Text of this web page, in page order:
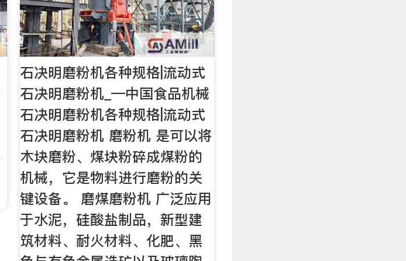
石决明磨粉机各种规格|流动式
石决明磨粉机_—中国食品机械
石决明磨粉机各种规格|流动式
石决明磨粉机 磨粉机 是可以将
木块磨粉、煤块粉碎成煤粉的
机械，它是物料进行磨粉的关
键设备。 磨煤磨粉机 广泛应用
于水泥，硅酸盐制品，新型建
筑材料、耐火材料、化肥、黑